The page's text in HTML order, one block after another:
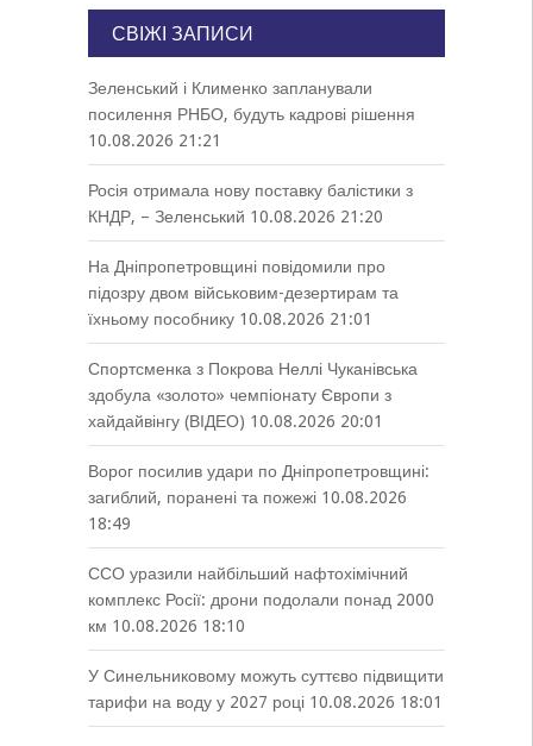
СВІЖІ ЗАПИСИ
Зеленський і Клименко запланували
посилення РНБО, будуть кадрові рішення
10.08.2026 21:21
Росія отримала нову поставку балістики з
КНДР, – Зеленський 10.08.2026 21:20
На Дніпропетровщині повідомили про
підозру двом військовим-дезертирам та
їхньому пособнику 10.08.2026 21:01
Спортсменка з Покрова Неллі Чуканівська
здобула «золото» чемпіонату Європи з
хайдайвінгу (ВІДЕО) 10.08.2026 20:01
Ворог посилив удари по Дніпропетровщині:
загиблий, поранені та пожежі 10.08.2026
18:49
ССО уразили найбільший нафтохімічний
комплекс Росії: дрони подолали понад 2000
км 10.08.2026 18:10
У Синельниковому можуть суттєво підвищити
тарифи на воду у 2027 році 10.08.2026 18:01